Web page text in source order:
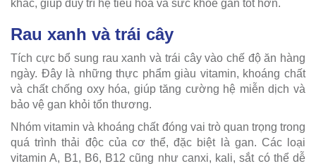
khác, giúp duy trì hệ tiêu hóa và sức khỏe gan tốt hơn.
Rau xanh và trái cây
Tích cực bổ sung rau xanh và trái cây vào chế độ ăn hàng
ngày. Đây là những thực phẩm giàu vitamin, khoáng chất
và chất chống oxy hóa, giúp tăng cường hệ miễn dịch và
bảo vệ gan khỏi tổn thương.
Nhóm vitamin và khoáng chất đóng vai trò quan trọng trong
quá trình thải độc của cơ thể, đặc biệt là gan. Các loại
vitamin A, B1, B6, B12 cũng như canxi, kali, sắt có thể dễ